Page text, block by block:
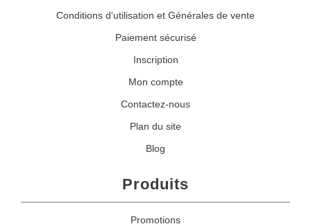
Conditions d'utilisation et Générales de vente
Paiement sécurisé
Inscription
Mon compte
Contactez-nous
Plan du site
Blog
Produits
Promotions